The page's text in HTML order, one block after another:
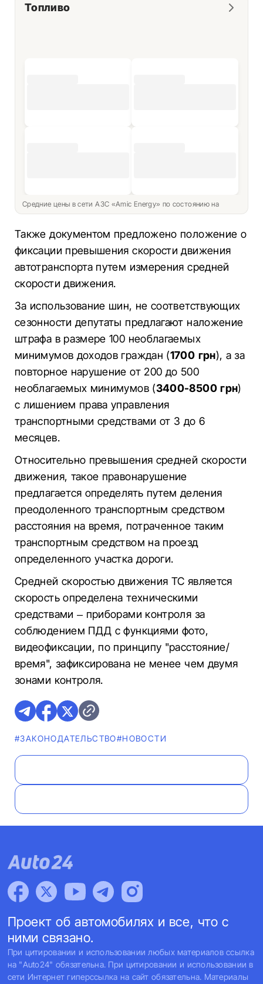
Топливо
Средние цены в сети АЗС «Amic Energy» по состоянию на
Также документом предложено положение о
фиксации превышения скорости движения
автотранспорта путем измерения средней
скорости движения.
За использование шин, не соответствующих
сезонности депутаты предлагают наложение
штрафа в размере 100 необлагаемых
минимумов доходов граждан (1700 грн), а за
повторное нарушение от 200 до 500
необлагаемых минимумов (3400-8500 грн)
с лишением права управления
транспортными средствами от 3 до 6
месяцев.
Относительно превышения средней скорости
движения, такое правонарушение
предлагается определять путем деления
преодоленного транспортным средством
расстояния на время, потраченное таким
транспортным средством на проезд
определенного участка дороги.
Средней скоростью движения ТС является
скорость определена техническими
средствами – приборами контроля за
соблюдением ПДД с функциями фото,
видеофиксации, по принципу "расстояние/
время", зафиксирована не менее чем двумя
зонами контроля.
#ЗАКОНОДАТЕЛЬСТВО#НОВОСТИ
Проект об автомобилях и все, что с
ними связано.
При цитировании и использовании любых материалов ссылка
на "Auto24" обязательна. При цитировании и использовании в
сети Интернет гиперссылка на сайт обязательна. Материалы